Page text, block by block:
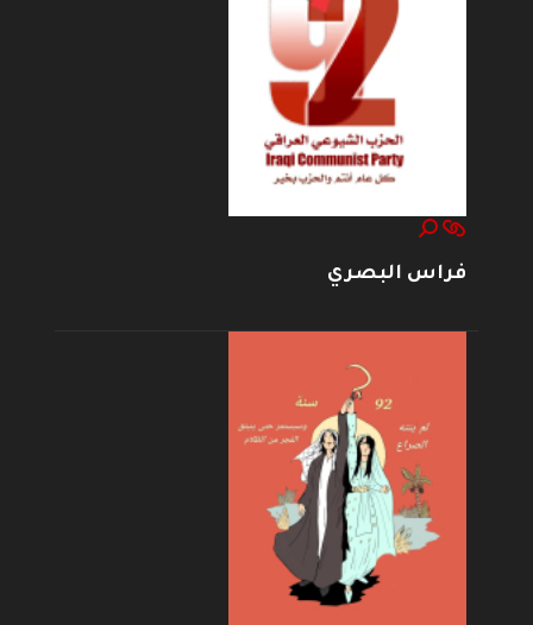
فراس البصري